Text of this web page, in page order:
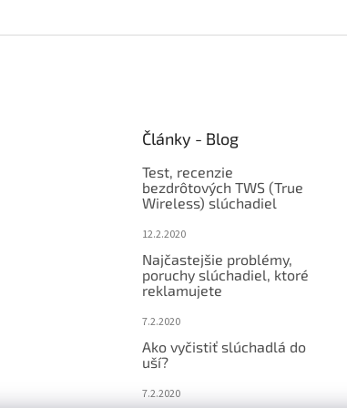
Články - Blog
Test, recenzie
bezdrôtových TWS (True
Wireless) slúchadiel
12.2.2020
Najčastejšie problémy,
poruchy slúchadiel, ktoré
reklamujete
7.2.2020
Ako vyčistiť slúchadlá do
uší?
7.2.2020